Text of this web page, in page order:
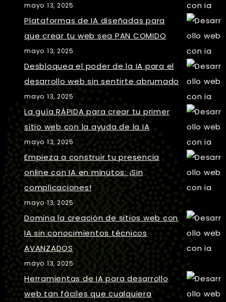
mayo 13, 2025
Plataformas de IA diseñadas para
que crear tu web sea PAN COMIDO
mayo 13, 2025
Desbloquea el poder de la IA para el
desarrollo web sin sentirte abrumado
mayo 13, 2025
La guía RÁPIDA para crear tu primer
sitio web con la ayuda de la IA
mayo 13, 2025
Empieza a construir tu presencia
online con IA en minutos: ¡Sin
complicaciones!
mayo 13, 2025
Domina la creación de sitios web con
IA sin conocimientos técnicos
AVANZADOS
mayo 13, 2025
Herramientas de IA para desarrollo
web tan fáciles que cualquiera